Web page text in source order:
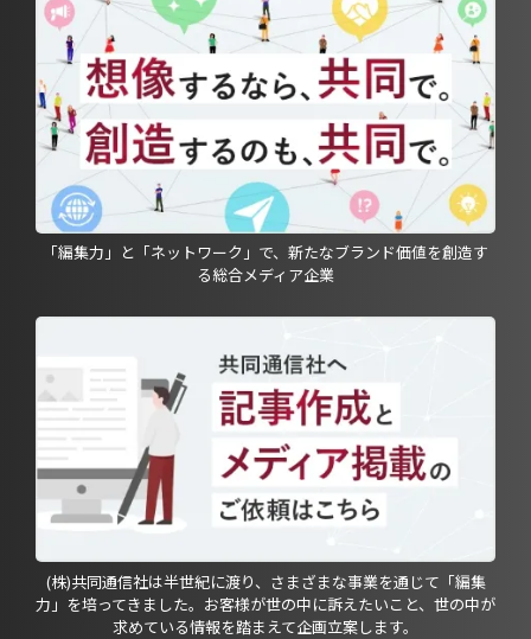
「編集力」と「ネットワーク」で、新たなブランド価値を創造す
る総合メディア企業
(株)共同通信社は半世紀に渡り、さまざまな事業を通じて「編集
力」を培ってきました。お客様が世の中に訴えたいこと、世の中が
求めている情報を踏まえて企画立案します。